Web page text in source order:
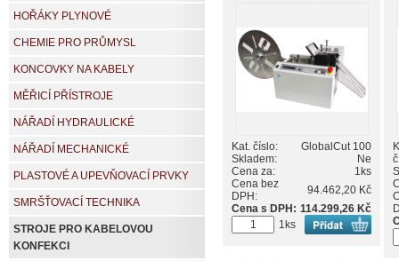
Kat. číslo:
GlobalCut 100
Skladem:
Ne
Cena za:
1ks
Cena bez
DPH:
94.462,20 Kč
Cena s DPH: 114.299,26 Kč
1ks
HOŘÁKY PLYNOVÉ
CHEMIE PRO PRŮMYSL
KONCOVKY NA KABELY
MĚŘICÍ PŘÍSTROJE
NÁŘADÍ HYDRAULICKÉ
NÁŘADÍ MECHANICKÉ
PLASTOVÉ A UPEVŇOVACÍ PRVKY
SMRŠŤOVACÍ TECHNIKA
STROJE PRO KABELOVOU
KONFEKCI